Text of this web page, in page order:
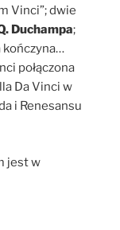
Vinci”; dwie
Duchampa;
kończyna…
połączona
Da Vinci w
i Renesansu
jest w